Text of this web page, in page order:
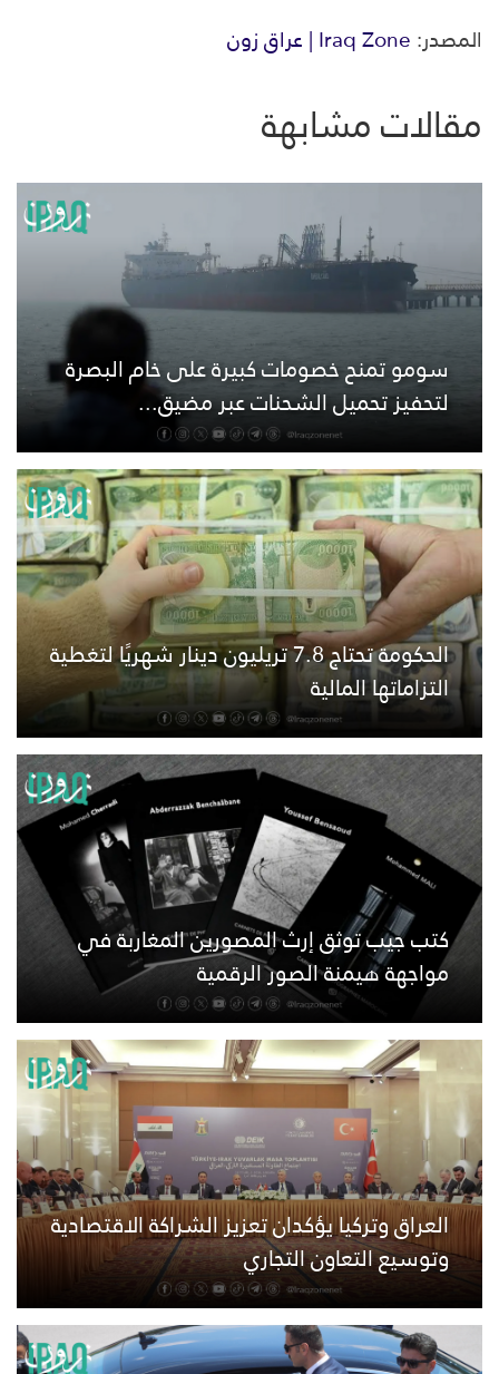
المصدر:Iraq Zone | عراق زون
مقالات مشابهة
سومو تمنح خصومات كبيرة على خام البصرة
لتحفيز تحميل الشحنات عبر مضيق...
الحكومة تحتاج 7.8 تريليون دينار شهريًا لتغطية
التزاماتها المالية
كتب جيب توثق إرث المصورين المغاربة في
مواجهة هيمنة الصور الرقمية
العراق وتركيا يؤكدان تعزيز الشراكة الاقتصادية
وتوسيع التعاون التجاري